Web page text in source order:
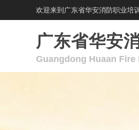
欢迎来到广东省华安消防职业培
广东省华安
Guangdong Huaan